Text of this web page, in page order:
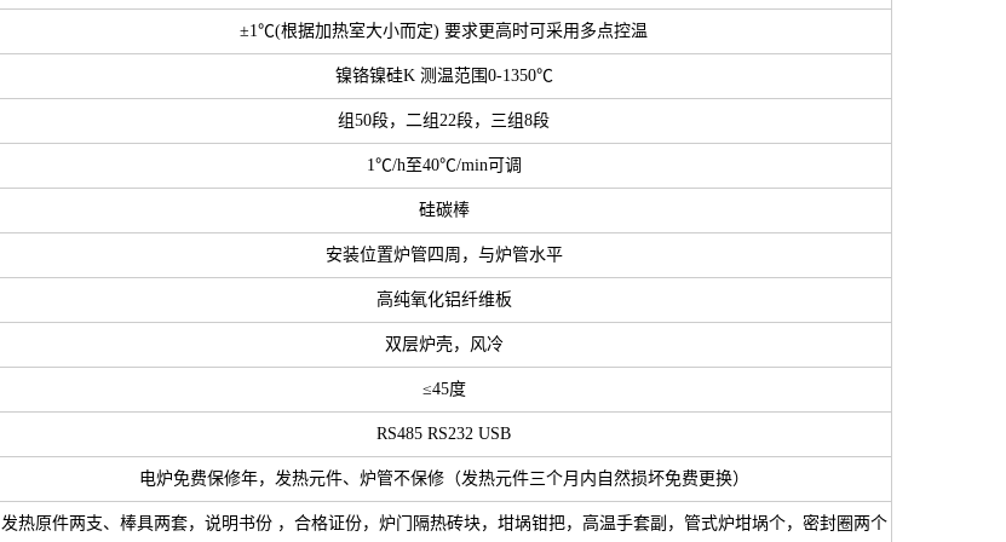
±1℃(根据加热室大小而定) 要求更高时可采用多点控温
镍铬镍硅K 测温范围0-1350℃
组50段，二组22段，三组8段
1℃/h至40℃/min可调
硅碳棒
安装位置炉管四周，与炉管水平
高纯氧化铝纤维板
双层炉壳，风冷
≤45度
RS485 RS232 USB
电炉免费保修年，发热元件、炉管不保修（发热元件三个月内自然损坏免费更换）
发热原件两支、棒具两套，说明书份 ，合格证份，炉门隔热砖块，坩埚钳把，高温手套副，管式炉坩埚个，密封圈两个